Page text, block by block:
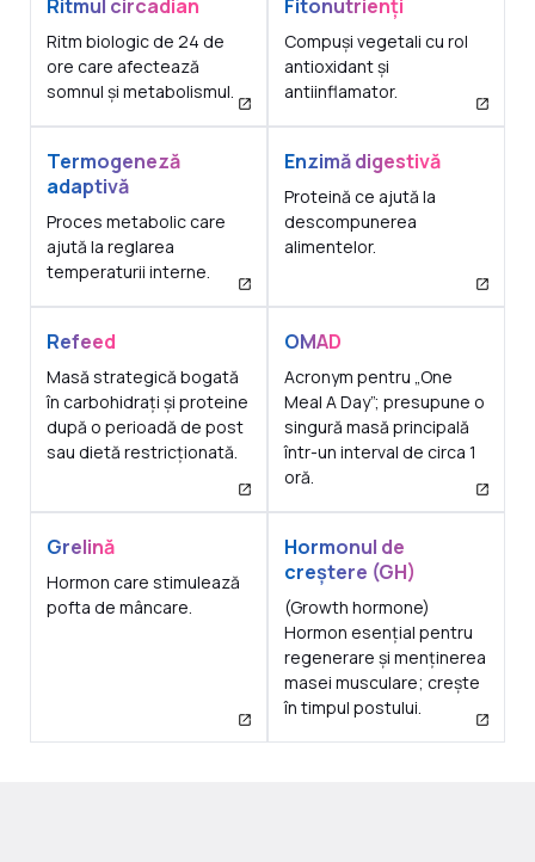
Ritmul circadian
Ritm biologic de 24 de
ore care afectează
somnul și metabolismul.
Fitonutrienți
Compuși vegetali cu rol
antioxidant și
antiinflamator.
Termogeneză
adaptivă
Proces metabolic care
ajută la reglarea
temperaturii interne.
Enzimă digestivă
Proteină ce ajută la
descompunerea
alimentelor.
Refeed
Masă strategică bogată
în carbohidrați și proteine
după o perioadă de post
sau dietă restricționată.
OMAD
Acronym pentru „One
Meal A Day”; presupune o
singură masă principală
într-un interval de circa 1
oră.
Grelină
Hormon care stimulează
pofta de mâncare.
Hormonul de
creștere (GH)
(Growth hormone)
Hormon esențial pentru
regenerare și menținerea
masei musculare; crește
în timpul postului.